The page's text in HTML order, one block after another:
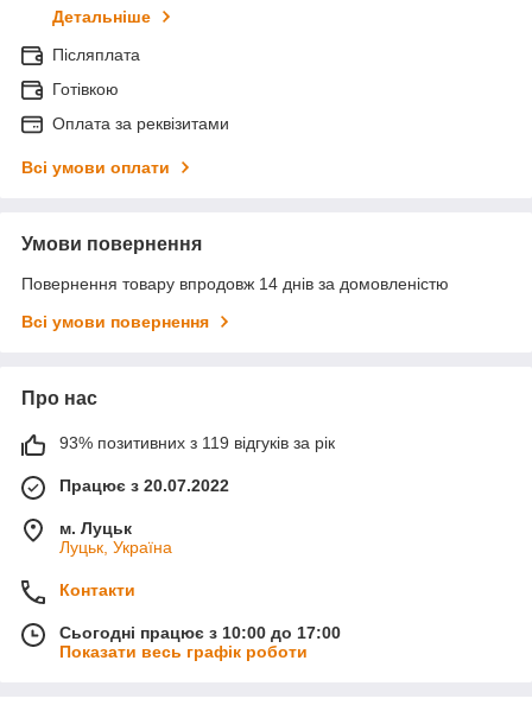
Детальніше
Післяплата
Готівкою
Оплата за реквізитами
Всі умови оплати
Умови повернення
Повернення товару впродовж 14 днів за домовленістю
Всі умови повернення
Про нас
93% позитивних з 119 відгуків за рік
Працює з 20.07.2022
м. Луцьк
Луцьк, Україна
Контакти
Сьогодні працює з 10:00 до 17:00
Показати весь графік роботи